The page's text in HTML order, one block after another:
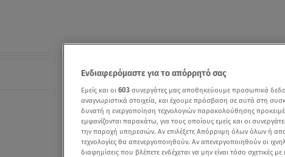
Ενδιαφερόμαστε για το απόρρητό σας
Εμείς και οι 603 συνεργάτες μας αποθηκεύουμε προσωπικά
αναγνωριστικά στοιχεία, και έχουμε πρόσβαση σε αυτά στη
δυνατή η ενεργοποίηση τεχνολογιών παρακολούθησης
εμφανίζονται παρακάτω, για τους οποίους εμείς και οι
την παροχή υπηρεσιών. Αν επιλέξετε Απόρριψη όλων όλων ή
τεχνολογίες θα απενεργοποιηθούν. Αν απενεργοποιηθούν οι
διαφημίσεις που βλέπετε ενδέχεται να μην είναι τόσο σχετικές